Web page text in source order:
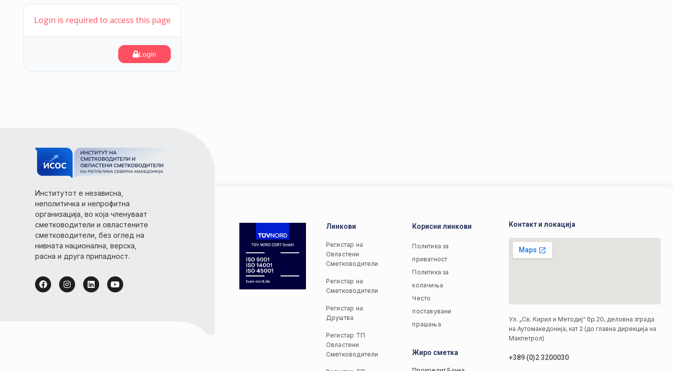
Login is required to access this page
Login
Институтот е независна,
неполитичка и непрофитна
организација, во која членуваат
сметководители и овластените
сметководители, без оглед на
нивната национална, верска,
расна и друга припадност.
Линкови
Регистар на
Овластени
Сметководители
Регистар на
Сметководители
Регистар на
Друштва
Регистар ТП
Овластени
Сметководители
Корисни линкови
Политика за
приватност
Политика за
колачиња
Често
поставувани
прашања
Жиро сметка
Контакт и локација
Ул. „Св. Кирил и Методиј“ бр.20, деловна зграда
на Аутомакедонија, кат 2 (до главна дирекција на
Макпетрол)
+389 (0)2 3200030